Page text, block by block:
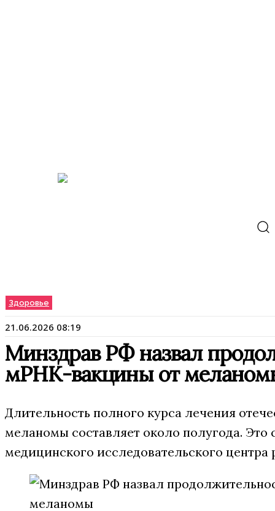
Здоровье
21.06.2026 08:19
Минздрав РФ назвал
мРНК-вакцины от
Длительность полного курса лечения
меланомы составляет около полугода. Это
медицинского исследовательского